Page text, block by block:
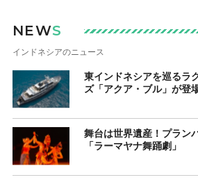
NEWS
インドネシアのニュース
東インドネシアを巡るラ
ズ「アクア・ブル」が登
舞台は世界遺産！プラン
「ラーマヤナ舞踊劇」